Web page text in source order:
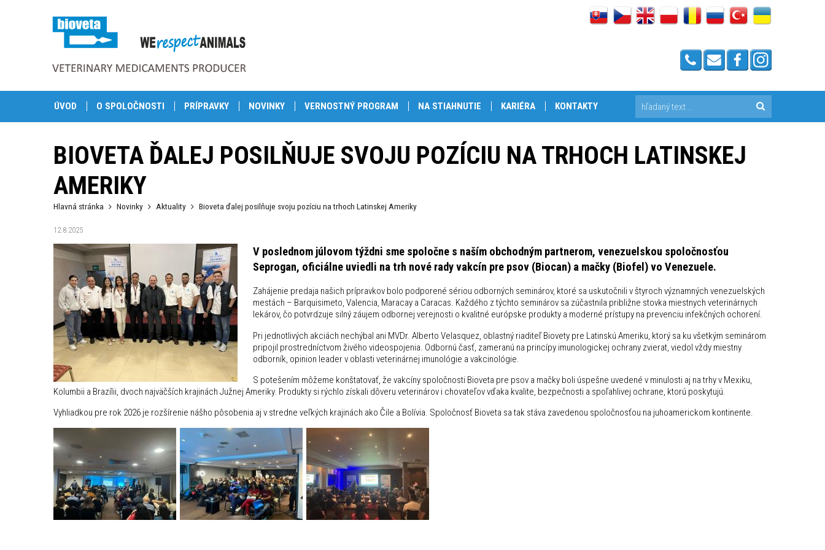
ÚVOD O SPOLOČNOSTI PRÍPRAVKY NOVINKY VERNOSTNÝ PROGRAM NA STIAHNUTIE KARIÉRA KONTAKTY
BIOVETA ĎALEJ POSILŇUJE SVOJU POZÍCIU NA TRHOCH LATINSKEJ
AMERIKY
Hlavná stránka Novinky Aktuality Bioveta ďalej posilňuje svoju pozíciu na trhoch Latinskej Ameriky
12.8.2025
V poslednom júlovom týždni sme spoločne s naším obchodným partnerom, venezuelskou spoločnosťou
Seprogan, oficiálne uviedli na trh nové rady vakcín pre psov (Biocan) a mačky (Biofel) vo Venezuele.
Zahájenie predaja našich prípravkov bolo podporené sériou odborných seminárov, ktoré sa uskutočnili v štyroch významných venezuelských
mestách – Barquisimeto, Valencia, Maracay a Caracas. Každého z týchto seminárov sa zúčastnila približne stovka miestnych veterinárnych
lekárov, čo potvrdzuje silný záujem odbornej verejnosti o kvalitné európske produkty a moderné prístupy na prevenciu infekčných ochorení.
Pri jednotlivých akciách nechýbal ani MVDr. Alberto Velasquez, oblastný riaditeľ Biovety pre Latinskú Ameriku, ktorý sa ku všetkým seminárom
pripojil prostredníctvom živého videospojenia. Odbornú časť, zameranú na princípy imunologickej ochrany zvierat, viedol vždy miestny
odborník, opinion leader v oblasti veterinárnej imunológie a vakcinológie.
S potešením môžeme konštatovať, že vakcíny spoločnosti Bioveta pre psov a mačky boli úspešne uvedené v minulosti aj na trhy v Mexiku,
Kolumbii a Brazílii, dvoch najväčších krajinách Južnej Ameriky. Produkty si rýchlo získali dôveru veterinárov i chovateľov vďaka kvalite, bezpečnosti a spoľahlivej ochrane, ktorú poskytujú.
Vyhliadkou pre rok 2026 je rozšírenie nášho pôsobenia aj v stredne veľkých krajinách ako Čile a Bolívia. Spoločnosť Bioveta sa tak stáva zavedenou spoločnosťou na juhoamerickom kontinente.